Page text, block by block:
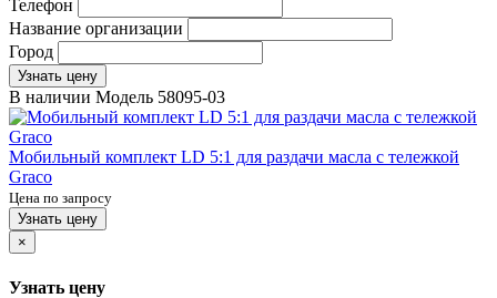
Телефон
Название организации
Город
Узнать цену
В наличии Модель 58095-03
Мобильный комплект LD 5:1 для раздачи масла с тележкой
Graco
Цена по запросу
Узнать цену
×
Узнать цену